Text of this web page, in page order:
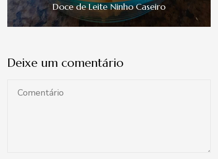
Doce de Leite Ninho Caseiro
Deixe um comentário